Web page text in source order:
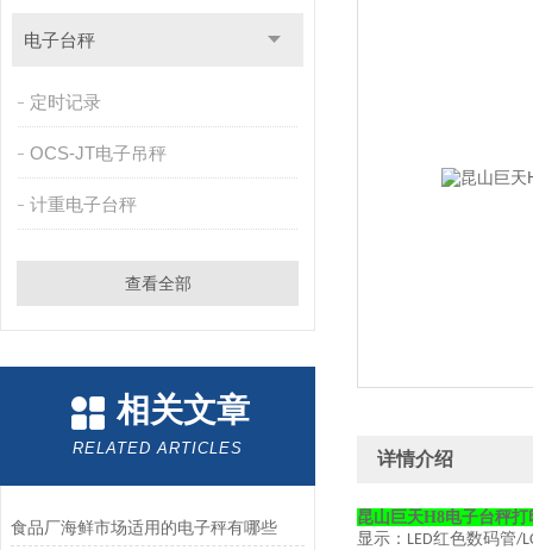
电子台秤
定时记录
OCS-JT电子吊秤
计重电子台秤
查看全部
相关文章
RELATED ARTICLES
食品厂海鲜市场适用的电子秤有哪些
详情介绍
昆山巨天H8电子台秤
显示： LED红色数码管/